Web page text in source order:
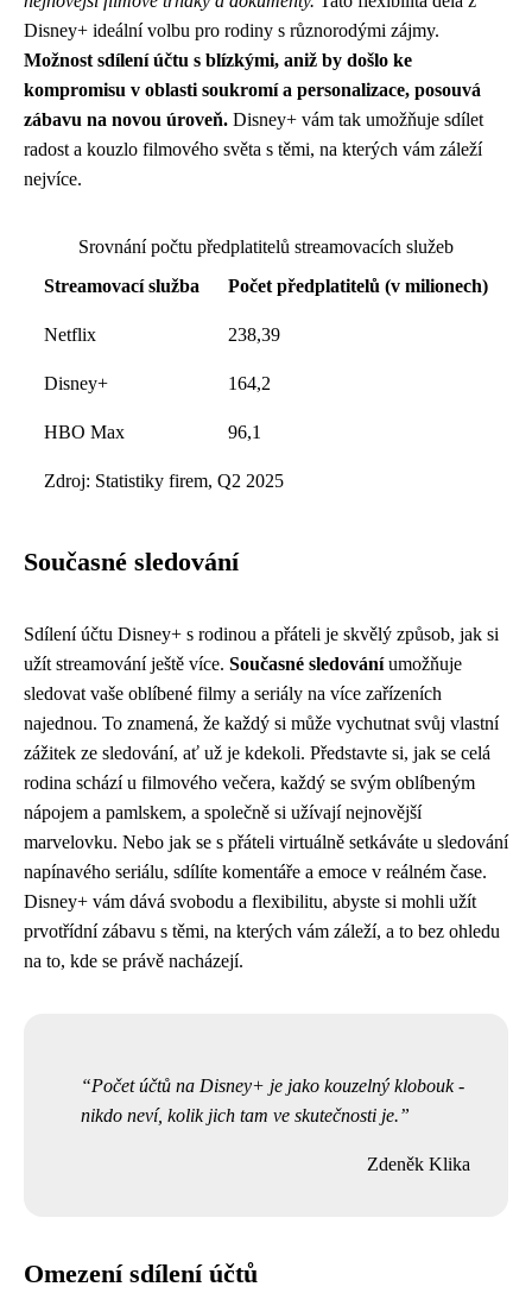
Disney+ ideální volbu pro rodiny s různorodými zájmy.
Možnost sdílení účtu s blízkými, aniž by došlo ke
kompromisu v oblasti soukromí a personalizace, posouvá
zábavu na novou úroveň. Disney+ vám tak umožňuje sdílet
radost a kouzlo filmového světa s těmi, na kterých vám záleží
nejvíce.
Srovnání počtu předplatitelů streamovacích služeb
Streamovací služba
Počet předplatitelů (v milionech)
Netflix 238,39
Disney+ 164,2
HBO Max 96,1
Zdroj: Statistiky firem, Q2 2025
Současné sledování
Sdílení účtu Disney+ s rodinou a přáteli je skvělý způsob, jak si
užít streamování ještě více. Současné sledováníumožňuje
sledovat vaše oblíbené filmy a seriály na více zařízeních
najednou. To znamená, že každý si může vychutnat svůj vlastní
zážitek ze sledování, ať už je kdekoli. Představte si, jak se celá
rodina schází u filmového večera, každý se svým oblíbeným
nápojem a pamlskem, a společně si užívají nejnovější
marvelovku. Nebo jak se s přáteli virtuálně setkáváte u sledování
napínavého seriálu, sdílíte komentáře a emoce v reálném čase.
Disney+ vám dává svobodu a flexibilitu, abyste si mohli užít
prvotřídní zábavu s těmi, na kterých vám záleží, a to bez ohledu
na to, kde se právě nacházejí.
Počet účtů na Disney+ je jako kouzelný klobouk -
nikdo neví, kolik jich tam ve skutečnosti je.
Zdeněk Klika
Omezení sdílení účtů